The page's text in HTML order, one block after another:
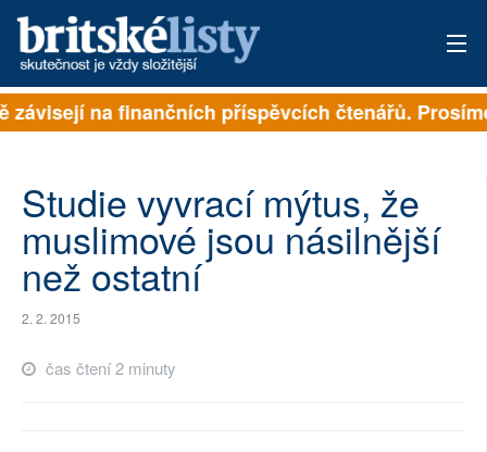
PŘIHLÁSIT
ARCHIV
ROZHOVORY
TÉMATA
NEJČTENĚJŠÍ ZA 7 DNÍ
na finančních příspěvcích čtenářů.
Studie vyvrací mýtus, že
muslimové jsou násilnější
než ostatní
2. 2. 2015
čas čtení 2 minuty